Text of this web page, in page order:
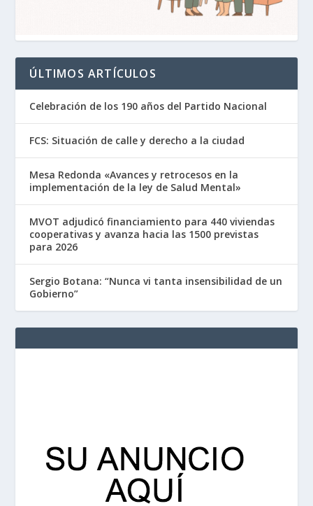
ÚLTIMOS ARTÍCULOS
Celebración de los 190 años del Partido Nacional
FCS: Situación de calle y derecho a la ciudad
Mesa Redonda «Avances y retrocesos en la
implementación de la ley de Salud Mental»
MVOT adjudicó financiamiento para 440 viviendas
cooperativas y avanza hacia las 1500 previstas
para 2026
Sergio Botana: “Nunca vi tanta insensibilidad de un
Gobierno”